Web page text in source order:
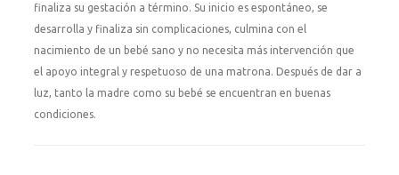
finaliza su gestación a término. Su inicio es espontáneo, se
desarrolla y finaliza sin complicaciones, culmina con el
nacimiento de un bebé sano y no necesita más intervención que
el apoyo integral y respetuoso de una matrona. Después de dar a
luz, tanto la madre como su bebé se encuentran en buenas
condiciones.